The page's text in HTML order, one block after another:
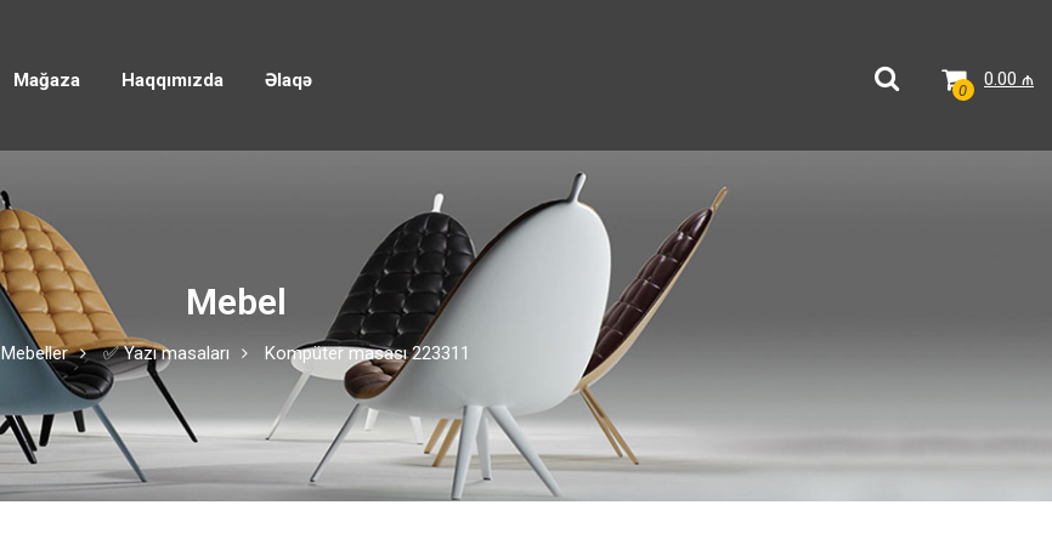
Mağaza Haqqımızda Əlaqə 0.00 ₼
0
Mebel
Mebeller ✅ Yazı masaları Kompüter masası 223311